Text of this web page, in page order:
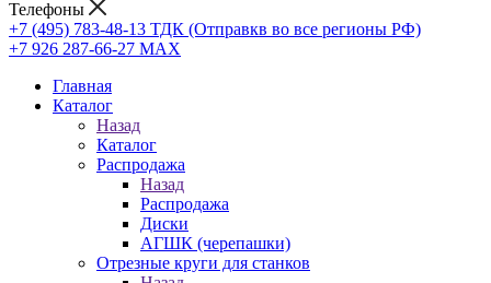
Телефоны
+7 (495) 783-48-13 ТДК (Отправкв во все регионы РФ)
+7 926 287-66-27 МАХ
Главная
Каталог
Назад
Каталог
Распродажа
Назад
Распродажа
Диски
АГШК (черепашки)
Отрезные круги для станков